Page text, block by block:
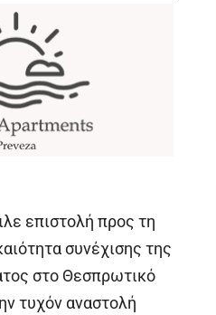
επιστολή προς τη
συνέχισης της
στο Θεσπρωτικό
τυχόν αναστολή